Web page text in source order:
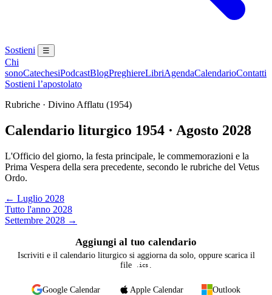
Sostieni ☰
Chi
sonoCatechesiPodcastBlogPreghiereLibriAgendaCalendarioContatti
Sostieni l’apostolato
Rubriche · Divino Afflatu (1954)
Calendario liturgico 1954 · Agosto 2028
L'Officio del giorno, la festa principale, le commemorazioni e la
Prima Vespera della sera precedente, secondo le rubriche del Vetus
Ordo.
← Luglio 2028
Tutto l'anno 2028
Settembre 2028 →
Aggiungi al tuo calendario
Iscriviti e il calendario liturgico si aggiorna da solo, oppure scarica il
file
.ics
Google Calendar Apple Calendar Outlook